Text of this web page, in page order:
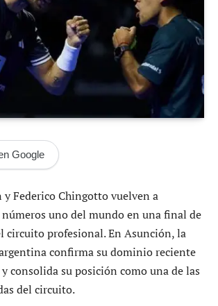
Google
Federico Chingotto vuelven a
uno del mundo en una final de
circuito profesional. En Asunción, la
confirma su dominio reciente
y consolida su posición como una de las
del circuito.